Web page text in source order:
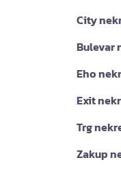
City
Bulevar
Eho
Exit
Trg
Zakup